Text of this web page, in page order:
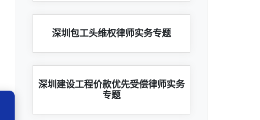
深圳包工头维权律师实务专题
深圳建设工程价款优先受偿律师实务
专题